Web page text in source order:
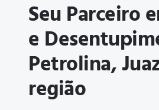
Seu Parceiro
e
Petrolina,
região